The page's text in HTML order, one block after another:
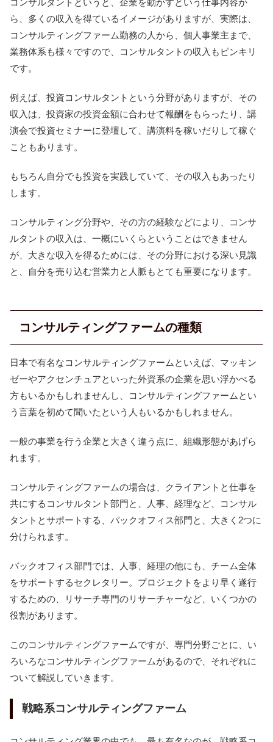
コンサルタントというと、企業を動かすという仕事内容か
ら、多くの収入を得ているイメージがありますが、実際は、
コンサルティングファーム勤務の人から、個人事業主まで、
業務体系も様々ですので、コンサルタントの収入もピンキリ
です。
例えば、投資コンサルタントという分野がありますが、その
収入は、投資家の投資金額に合わせて報酬をもらったり、講
演会で投資セミナーに登壇して、講演料を稼いだりして稼ぐ
こともあります。
もちろん自分でも投資を実践していて、その収入もあったり
します。
コンサルティング分野や、その方の経験などにより、コンサ
ルタントの収入は、一概にいくらということはできません
が、大きな収入を得るためには、その分野における深い見識
と、自分を売り込む営業力と人脈もとても重要になります。
コンサルティングファームの種類
日本で有名なコンサルティングファームといえば、マッキン
ゼーやアクセンチュアといった外資系の企業を思い浮かべる
方もいるかもしれませんし、コンサルティングファームとい
う言葉を初めて聞いたという人もいるかもしれません。
一般の事業を行う企業と大きく違う点に、組織形態があげら
れます。
コンサルティングファームの場合は、クライアントと仕事を
共にするコンサルタント部門と、人事、経理など、コンサル
タントとサポートする、バックオフィス部門と、大きく2つに
分けられます。
バックオフィス部門では、人事、経理の他にも、チーム全体
をサポートするセクレタリー。プロジェクトをより早く遂行
するための、リサーチ専門のリサーチャーなど、いくつかの
役割があります。
このコンサルティングファームですが、専門分野ごとに、い
ろいろなコンサルティングファームがあるので、それぞれに
ついて解説していきます。
戦略系コンサルティングファーム